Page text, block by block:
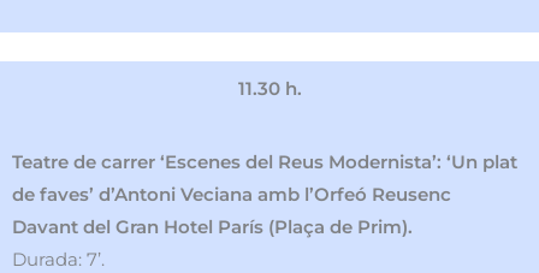
11.30 h.
Teatre de carrer ‘Escenes del Reus Modernista’: ‘Un plat
de faves’ d’Antoni Veciana amb l’Orfeó Reusenc
Davant del Gran Hotel París (Plaça de Prim).
Durada: 7’.